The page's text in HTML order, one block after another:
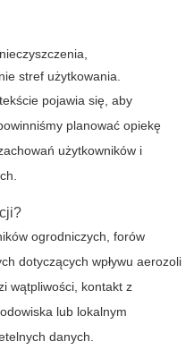
stref użytkowania.
pojawia się, aby
planować opiekę
użytkowników i
ogrodniczych, forów
dotyczących wpływu aerozoli
wątpliwości, kontakt z
lub lokalnym
danych.